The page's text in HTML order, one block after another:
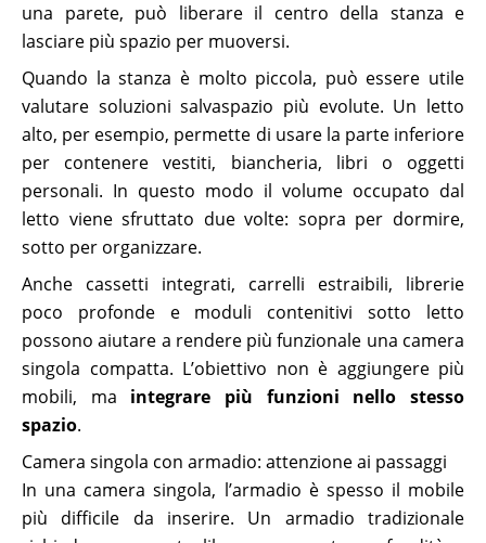
una parete, può liberare il centro della stanza e
lasciare più spazio per muoversi.
Quando la stanza è molto piccola, può essere utile
valutare soluzioni salvaspazio più evolute. Un letto
alto, per esempio, permette di usare la parte inferiore
per contenere vestiti, biancheria, libri o oggetti
personali. In questo modo il volume occupato dal
letto viene sfruttato due volte: sopra per dormire,
sotto per organizzare.
Anche cassetti integrati, carrelli estraibili, librerie
poco profonde e moduli contenitivi sotto letto
possono aiutare a rendere più funzionale una camera
singola compatta. L’obiettivo non è aggiungere più
mobili, ma integrare più funzioni nello stesso
spazio.
Camera singola con armadio: attenzione ai passaggi
In una camera singola, l’armadio è spesso il mobile
più difficile da inserire. Un armadio tradizionale